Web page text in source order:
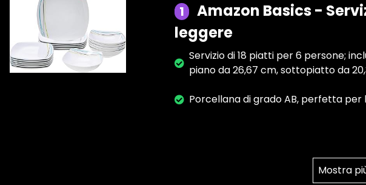
1
Amazon Basics -
leggere
Servizio di 18 piatti per 6 persone;
piano da 26,67 cm, sottopiatto da
Porcellana di grado AB, perfetta per
Mostra